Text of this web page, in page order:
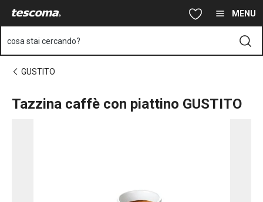
Vai al contenuto principale MENU
cosa stai cercando?
GUSTITO
Tazzina caffè con piattino GUSTITO